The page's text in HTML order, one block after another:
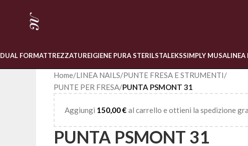
DUAL FORMATTREZZATUREIGIENE PURA STERILSTALEKSSIMPLY MUSALINEA
Home/LINEA NAILS/PUNTE FRESA E STRUMENTI/
PUNTE PER FRESA/PUNTA PSMONT 31
Aggiungi 150,00€ al carrello e ottieni la spedizione
PUNTA PSMONT 31